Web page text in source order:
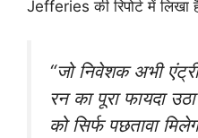
Jefferies की रिपोर्ट में लिखा
“जो निवेशक अभी
रन का पूरा फायदा
को सिर्फ पछतावा